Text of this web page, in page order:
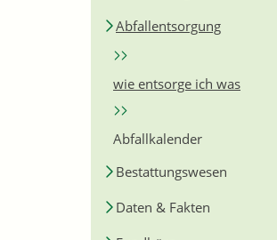
Abfallentsorgung
wie entsorge ich was
Abfallkalender
Bestattungswesen
Daten & Fakten